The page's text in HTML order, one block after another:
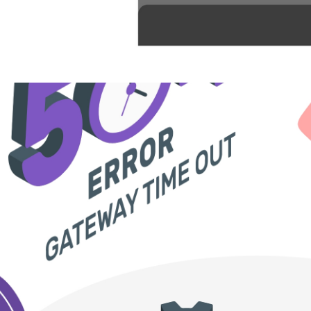
SQL Database - Função
parâmetro para incluir
de 2021 1 min de leitura